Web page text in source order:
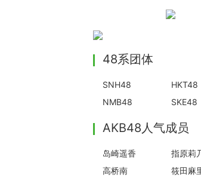
48系团体
SNH48
HKT48
NMB48
SKE48
AKB48人气成员
岛崎遥香
指原莉
高桥南
筱田麻